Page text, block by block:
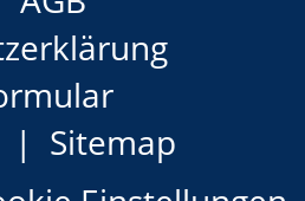
Sitemap